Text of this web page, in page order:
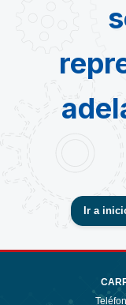
Ir a